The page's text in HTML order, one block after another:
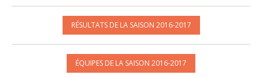
RÉSULTATS DE LA SAISON 2016-2017
ÉQUIPES DE LA SAISON 2016-2017